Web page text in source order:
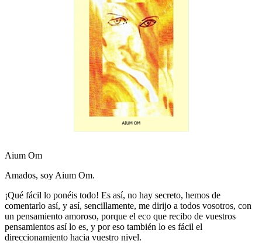
Aium Om
Amados, soy Aium Om.
¡Qué fácil lo ponéis todo! Es así, no hay secreto, hemos de
comentarlo así, y así, sencillamente, me dirijo a todos vosotros, con
un pensamiento amoroso, porque el eco que recibo de vuestros
pensamientos así lo es, y por eso también lo es fácil el
direccionamiento hacia vuestro nivel.